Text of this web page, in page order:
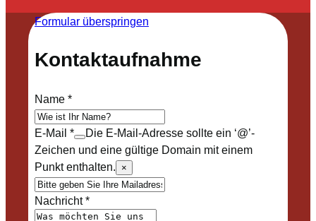
Formular überspringen
Kontaktaufnahme
Name*
E-Mail *
Die E-Mail-Adresse sollte ein ‘@’-
Zeichen und eine gültige Domain mit einem
Punkt enthalten.
×
Nachricht*